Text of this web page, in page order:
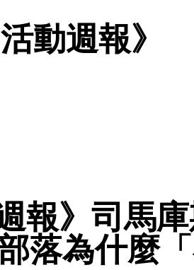
動週報》
報》司馬
落為什麼